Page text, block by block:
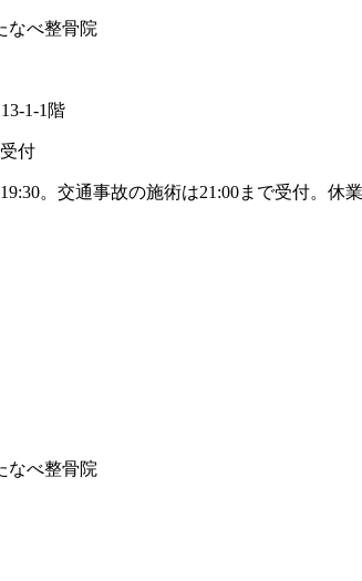
なべ整骨院
1-1階
なべ整骨院